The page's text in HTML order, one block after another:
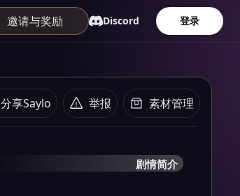
邀请与奖励 Discord 登录
分享Saylo 举报 素材管理
剧情简介